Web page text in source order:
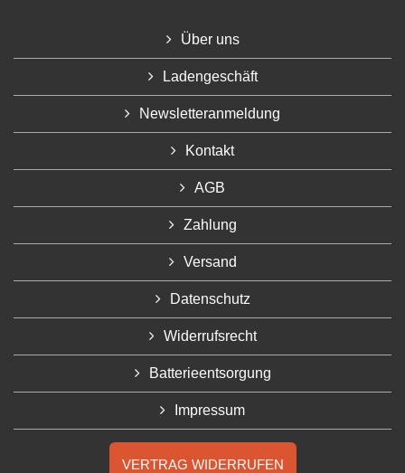
Über uns
Ladengeschäft
Newsletteranmeldung
Kontakt
AGB
Zahlung
Versand
Datenschutz
Widerrufsrecht
Batterieentsorgung
Impressum
VERTRAG WIDERRUFEN